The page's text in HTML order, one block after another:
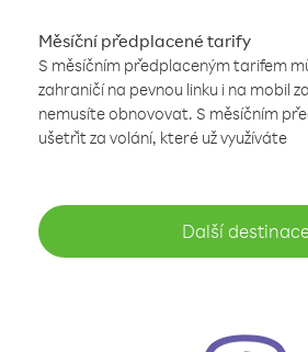
Měsíční předplacené tarify
S měsíčním předplaceným tarifem
zahraničí na pevnou linku i na mobil
nemusíte obnovovat. S měsíčním
ušetřit za volání, které už využíváte
Další